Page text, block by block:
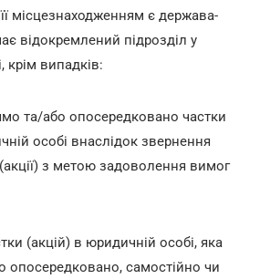
місцезнаходженням є держава-
відокремлений підрозділ у
крім випадків:
та/або опосередковано частки
особі внаслідок звернення
з метою задоволення вимог
(акцій) в юридичній особі, яка
опосередковано, самостійно чи